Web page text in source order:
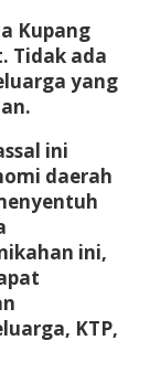
Kupang
Tidak ada
yang
ini
daerah
ini,
KTP,